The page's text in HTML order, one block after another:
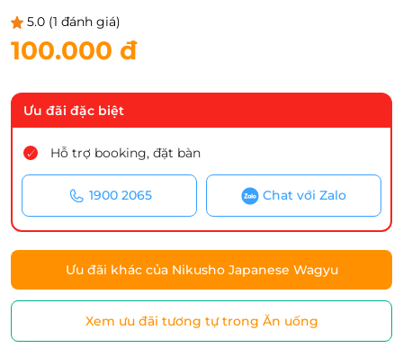
5.0 (1 đánh giá)
100.000 đ
Ưu đãi đặc biệt
Hỗ trợ booking, đặt bàn
1900 2065 Chat với Zalo
Ưu đãi khác của Nikusho Japanese Wagyu
Xem ưu đãi tương tự trong Ăn uống